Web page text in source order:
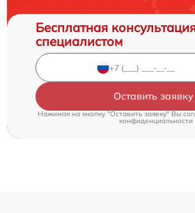
Бесплатная
специалистом
Оставить заявку
Нажимая на кнопку "Оставить заявку" Вы
конфиденциальности